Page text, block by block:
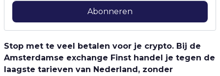
Abonneren
Stop met te veel betalen voor je crypto. Bij de
Amsterdamse exchange Finst handel je tegen de
laagste tarieven van Nederland, zonder